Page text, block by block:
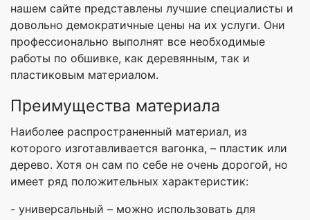
нашем сайте представлены лучшие специалисты и
довольно демократичные цены на их услуги. Они
профессионально выполнят все необходимые
работы по обшивке, как деревянным, так и
пластиковым материалом.
Преимущества материала
Наиболее распространенный материал, из
которого изготавливается вагонка, – пластик или
дерево. Хотя он сам по себе не очень дорогой, но
имеет ряд положительных характеристик:
- универсальный – можно использовать для